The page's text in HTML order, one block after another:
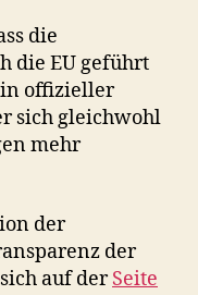
die
die EU geführt
offizieller
sich gleichwohl
mehr
der
der
auf derSeite